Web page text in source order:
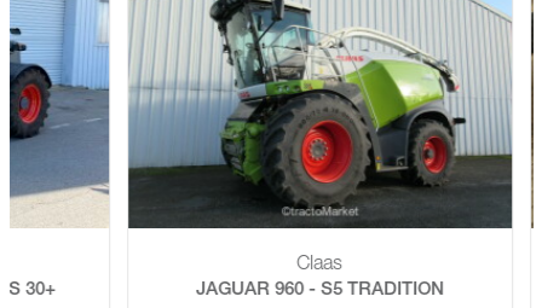
Claas
JAGUAR 960 - S5 TRADITION